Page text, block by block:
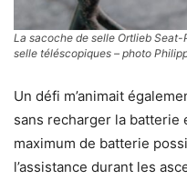
La sacoche de selle Ortlieb
selle téléscopiques – photo
Un défi m’animait
sans recharger la
maximum de batterie
l’assistance durant les